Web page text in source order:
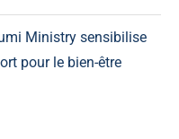
Ministry sensibilise
pour le bien-être